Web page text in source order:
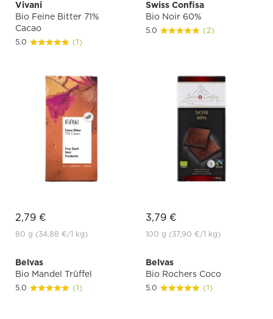
Vivani
Bio Feine Bitter 71%
Cacao
5.0 (1)
2,79 €
80 g (34,88 €/1 kg)
Swiss Confisa
Bio Noir 60%
5.0 (2)
3,79 €
100 g (37,90 €/1 kg)
Belvas
Bio Mandel Trüffel
5.0 (1)
Belvas
Bio Rochers Coco
5.0 (1)